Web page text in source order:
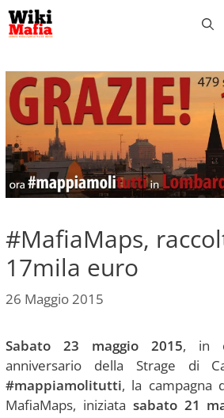
Vai
al
#MafiaMaps,
17mila euro
26 Maggio 2015
Sabato 23 maggio 2015, in
anniversario della Strage di
#mappiamolitutti, la campagna
MafiaMaps, iniziata sabato 21